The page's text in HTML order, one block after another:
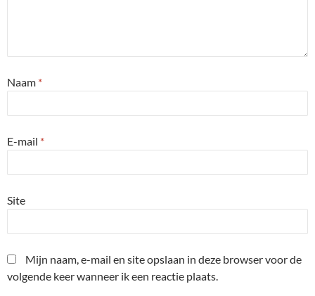
Naam *
E-mail *
Site
Mijn naam, e-mail en site opslaan in deze browser voor de
volgende keer wanneer ik een reactie plaats.